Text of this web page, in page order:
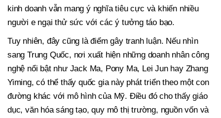
kinh doanh vẫn mang ý nghĩa tiêu cực và khiến nhiều
người e ngại thử sức với các ý tưởng táo bạo.
Tuy nhiên, đây cũng là điểm gây tranh luận. Nếu nhìn
sang Trung Quốc, nơi xuất hiện những doanh nhân công
nghệ nổi bật như Jack Ma, Pony Ma, Lei Jun hay Zhang
Yiming, có thể thấy quốc gia này phát triển theo một con
đường khác với mô hình của Mỹ. Điều đó cho thấy giáo
dục, văn hóa sáng tạo, quy mô thị trường, nguồn vốn và